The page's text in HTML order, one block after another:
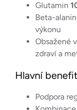
Glutamin
Beta-alanin
výkonu
Obsažené
zdraví a
Hlavní
Podpora